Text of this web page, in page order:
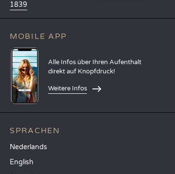
1839
MOBILE APP
Alle Infos über Ihren Aufenthalt
direkt auf Knopfdruck!
Weitere Infos
SPRACHEN
Nederlands
English